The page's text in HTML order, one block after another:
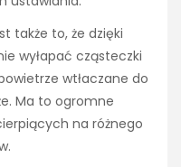
także to, że dzięki
wyłapać cząsteczki
wtłaczane do
Ma to ogromne
na różnego